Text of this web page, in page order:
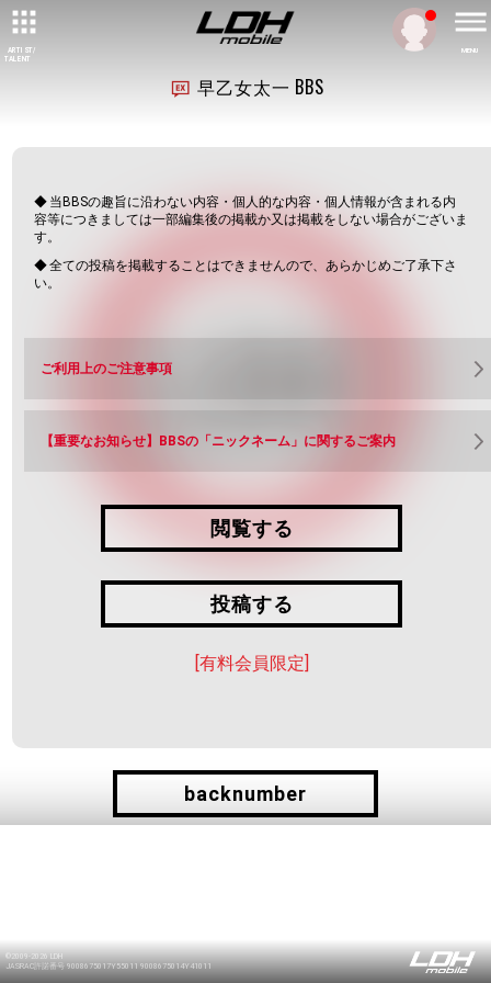
ARTIST/
TALENT
MENU
早乙女太一 BBS
当BBSの趣旨に沿わない内容・個人的な内容・個人情報が含まれる内
容等につきましては一部編集後の掲載か又は掲載をしない場合がございま
す。
全ての投稿を掲載することはできませんので、あらかじめご了承下さ
い。
ご利用上のご注意事項
【重要なお知らせ】BBSの「ニックネーム」に関するご案内
閲覧する
投稿する
投稿する
[有料会員限定]
backnumber
backnumber
©2009-2026 LDH
JASRAC許諾番号 9008675017Y55011 9008675014Y41011